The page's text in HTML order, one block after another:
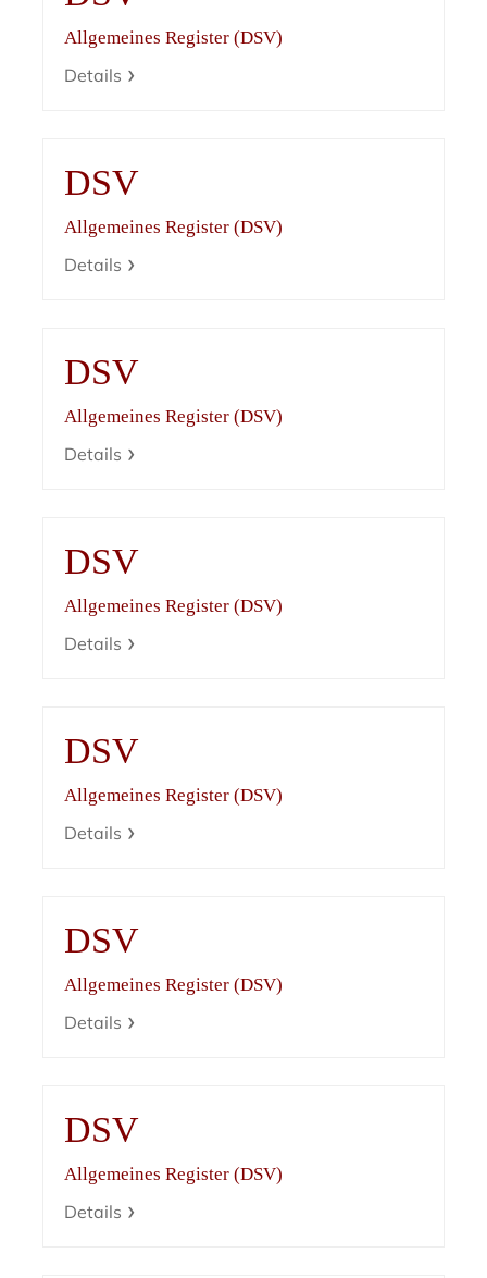
Allgemeines Register (DSV)
Details
DSV
Allgemeines Register (DSV)
Details
DSV
Allgemeines Register (DSV)
Details
DSV
Allgemeines Register (DSV)
Details
DSV
Allgemeines Register (DSV)
Details
DSV
Allgemeines Register (DSV)
Details
DSV
Allgemeines Register (DSV)
Details